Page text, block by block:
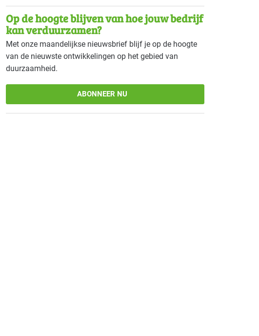
Voedingsindustrie - zoetwaren Basis
Zorg - ziekenhuizen Basis
Op de hoogte blijven van hoe jouw bedrijf
kan verduurzamen?
Met onze maandelijkse nieuwsbrief blijf je op de hoogte
van de nieuwste ontwikkelingen op het gebied van
duurzaamheid.
ABONNEER NU